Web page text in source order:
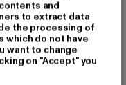
Ober-Ramstadt |
and
to extract data
the processing of
which do not have
want to change
on "Accept" you